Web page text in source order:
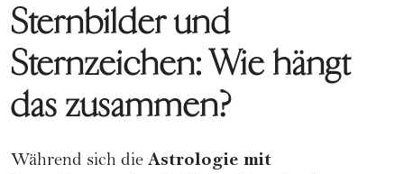
Sternbilder und
Sternzeichen: Wie hängt
das zusammen?
Während sich die Astrologie mit